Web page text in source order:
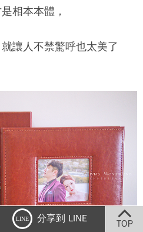
相本本體，
讓人不禁驚呼也太美了
LINE 分享到 LINE TOP